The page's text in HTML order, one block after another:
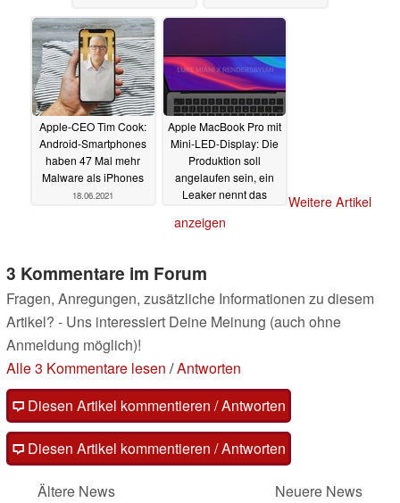
Apple-CEO Tim Cook:
Android-Smartphones
haben 47 Mal mehr
Malware als iPhones
18.06.2021
Apple MacBook Pro mit
Mini-LED-Display: Die
Produktion soll
angelaufen sein, ein
Leaker nennt das
17.06.2021
Weitere Artikel
anzeigen
3 Kommentare im Forum
Fragen, Anregungen, zusätzliche Informationen zu diesem
Artikel? - Uns interessiert Deine Meinung (auch ohne
Anmeldung möglich)!
Alle 3 Kommentare lesen /Antworten
Diesen Artikel kommentieren / Antworten
Diesen Artikel kommentieren / Antworten
Ältere News
Neuere News